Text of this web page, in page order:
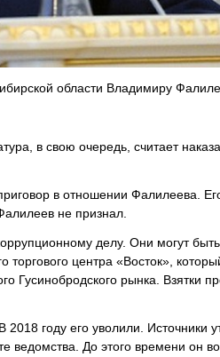
области Владимиру
в свою очередь, считает
в отношении Фалилеева.
не признал.
делу. Они могут
центра «Восток»,
Гусинобродского рынка. Взятки
году его уволили. Источники
До этого времени он